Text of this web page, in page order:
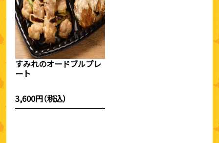
すみれのオードブルプレ
ート
3,600円（税込）